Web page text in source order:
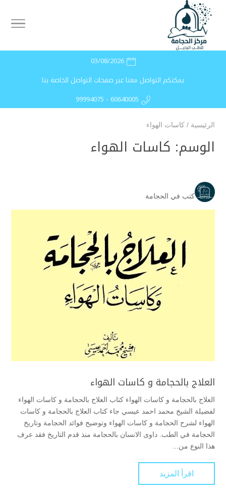
03/08/2026
يمكنكم التواصل معنا عبر صفحات التواصل الخاصة بنا
99994075 - 60640005
الرئيسية / كاسات الهواء
الوسم: كاسات الهواء
كتب في الحجامة
العلاج بالحجامة و كاسات الهواء
العلاج بالحجامة و كاسات الهواء كتاب العلاج بالحجامة و كاسات الهواء
لفضيلة الشيخ محمد احمد عيسي جاء كتاب العلاج بالحجامة و كاسات
الهواء لشرح الحجامة و كاسات الهواء وتوضيح فوائد الحجامة وتاريخ
الحجامة في الطب. داوى الانسان بالحجامة منذ قدم التاريخ فقد عرف
هذا النوع من...
اقرأ المزيد